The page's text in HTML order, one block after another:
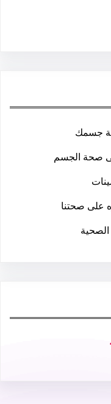
جسمك
على صحتنا
الصحية